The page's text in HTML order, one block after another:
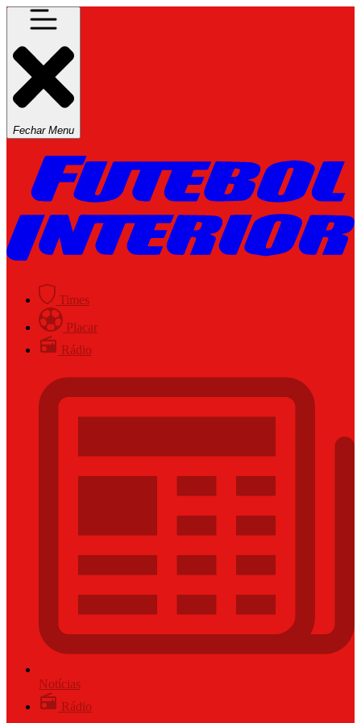
Fechar Menu
Times
Placar
Rádio
Notícias
Rádio